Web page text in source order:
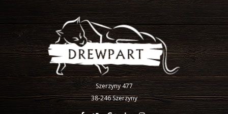
Szerzyny 477
38-246 Szerzyny